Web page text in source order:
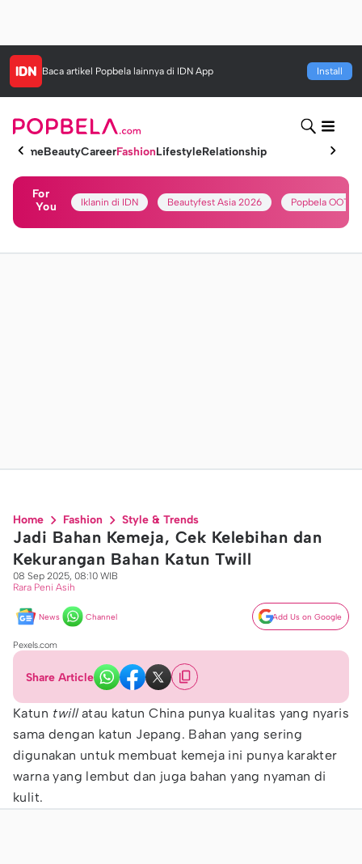
Baca artikel Popbela lainnya di IDN App Install
HomeBeautyCareerFashionLifestyleRelationship
For
You
Iklanin di IDN Beautyfest Asia 2026 Popbela OOTD
Home Fashion Style & Trends
Jadi Bahan Kemeja, Cek Kelebihan dan
Kekurangan Bahan Katun Twill
08 Sep 2025, 08:10 WIB
Rara Peni Asih
News Channel Add Us on Google
Pexels.com
Share Article
Katun twillatau katun China punya kualitas yang nyaris
sama dengan katun Jepang. Bahan yang sering
digunakan untuk membuat kemeja ini punya karakter
warna yang lembut dan juga bahan yang nyaman di
kulit.